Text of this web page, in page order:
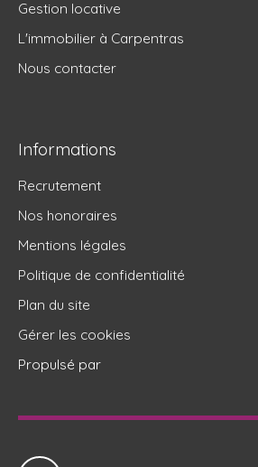
Gestion locative
L'immobilier à Carpentras
Nous contacter
Informations
Recrutement
Nos honoraires
Mentions légales
Politique de confidentialité
Plan du site
Gérer les cookies
Propulsé par